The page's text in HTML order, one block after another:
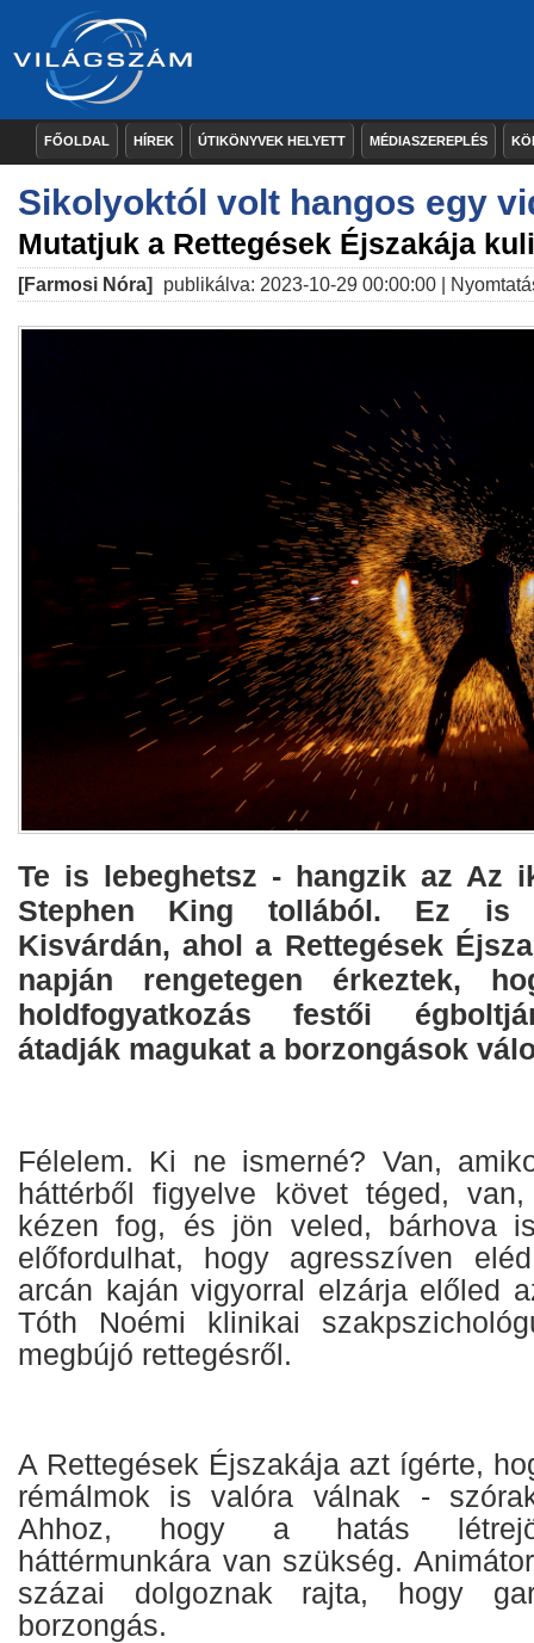
FŐOLDAL HÍREK ÚTIKÖNYVEK HELYETT MÉDIASZEREPLÉS
Sikolyoktól volt hangos egy
Mutatjuk a Rettegések Éjszakája
[Farmosi Nóra] publikálva: 2023-10-29 00:00:00 |
​Te is lebeghetsz - hangzik az Az
Stephen King tollából. Ez is
Kisvárdán, ahol a Rettegések
napján rengetegen érkeztek,
holdfogyatkozás festői
átadják magukat a borzongások
Félelem. Ki ne ismerné? Van,
háttérből figyelve követ téged,
kézen fog, és jön veled, bárhova
előfordulhat, hogy agresszíven
arcán kaján vigyorral elzárja előled
Tóth Noémi klinikai
megbújó rettegésről.
A Rettegések Éjszakája azt ígérte,
rémálmok is valóra válnak -
Ahhoz, hogy a hatás
háttérmunkára van szükség.
százai dolgoznak rajta, hogy
borzongás.